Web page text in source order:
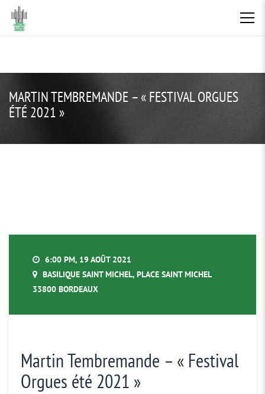
MARTIN TEMBREMANDE – « FESTIVAL ORGUES
ÉTÉ 2021 »
6:00 PM, 19 AOÛT 2021
BASILIQUE SAINT MICHEL, PLACE SAINT MICHEL
33800 BORDEAUX
Martin Tembremande – « Festival
Orgues été 2021 »